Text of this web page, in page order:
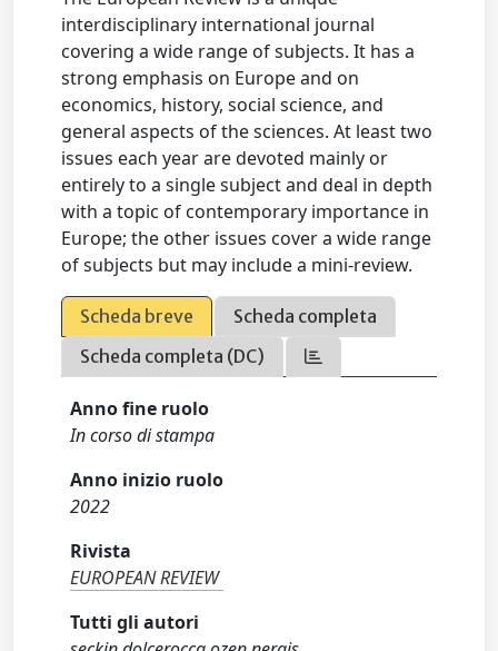
interdisciplinary international journal
covering a wide range of subjects. It has a
strong emphasis on Europe and on
economics, history, social science, and
general aspects of the sciences. At least two
issues each year are devoted mainly or
entirely to a single subject and deal in depth
with a topic of contemporary importance in
Europe; the other issues cover a wide range
of subjects but may include a mini-review.
Scheda breve
Scheda completa
Scheda completa (DC)
Anno fine ruolo
In corso di stampa
Anno inizio ruolo
2022
Rivista
EUROPEAN REVIEW
Tutti gli autori